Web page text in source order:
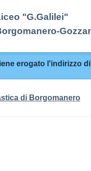
"G.Galilei"
erogato l'indirizzo
di Borgomanero